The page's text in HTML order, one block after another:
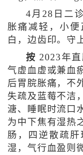
4月28日二
胀痛减轻，小
白，边齿印。守
按 2023年
气虚血虚或兼血
后胃脘胀痛，不
失疏及蓝莓不洁
溏、睡眠时流口
为中下焦有湿热
肠，四逆散疏
湿，气行血盈则